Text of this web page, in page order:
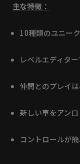
主な特徴：
10種類のユニー
レベルエディタ
仲間とのプレイ
新しい車をアンロ
コントロールが